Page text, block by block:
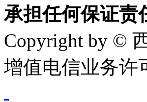
承担任何保证责
Copyright by ©
增值电信业务许